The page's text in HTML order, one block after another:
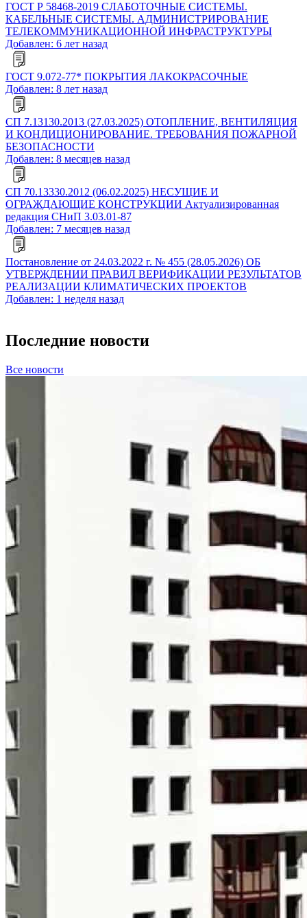
ГОСТ Р 58468-2019 СЛАБОТОЧНЫЕ СИСТЕМЫ.
КАБЕЛЬНЫЕ СИСТЕМЫ. АДМИНИСТРИРОВАНИЕ
ТЕЛЕКОММУНИКАЦИОННОЙ ИНФРАСТРУКТУРЫ
Добавлен: 6 лет назад
ГОСТ 9.072-77* ПОКРЫТИЯ ЛАКОКРАСОЧНЫЕ
Добавлен: 8 лет назад
СП 7.13130.2013 (27.03.2025) ОТОПЛЕНИЕ, ВЕНТИЛЯЦИЯ
И КОНДИЦИОНИРОВАНИЕ. ТРЕБОВАНИЯ ПОЖАРНОЙ
БЕЗОПАСНОСТИ
Добавлен: 8 месяцев назад
СП 70.13330.2012 (06.02.2025) НЕСУЩИЕ И
ОГРАЖДАЮЩИЕ КОНСТРУКЦИИ Актуализированная
редакция СНиП 3.03.01-87
Добавлен: 7 месяцев назад
Постановление от 24.03.2022 г. № 455 (28.05.2026) ОБ
УТВЕРЖДЕНИИ ПРАВИЛ ВЕРИФИКАЦИИ РЕЗУЛЬТАТОВ
РЕАЛИЗАЦИИ КЛИМАТИЧЕСКИХ ПРОЕКТОВ
Добавлен: 1 неделя назад
Последние новости
Все новости